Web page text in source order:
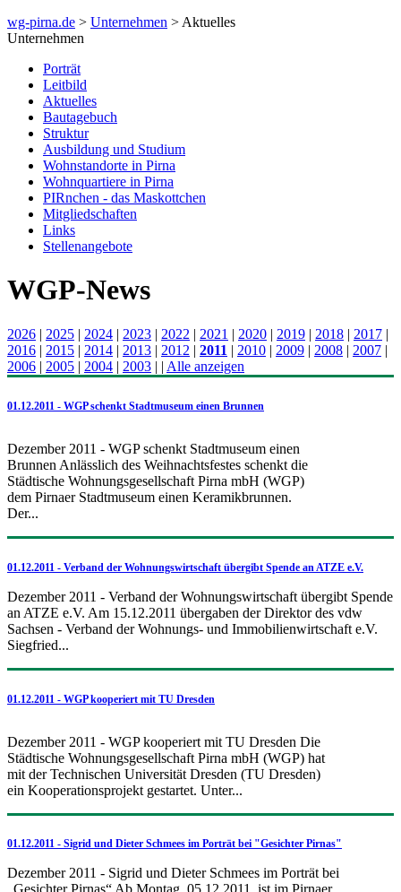
wg-pirna.de > Unternehmen > Aktuelles
Unternehmen
Porträt
Leitbild
Aktuelles
Bautagebuch
Struktur
Ausbildung und Studium
Wohnstandorte in Pirna
Wohnquartiere in Pirna
PIRnchen - das Maskottchen
Mitgliedschaften
Links
Stellenangebote
WGP-News
2026 | 2025 | 2024 | 2023 | 2022 | 2021 | 2020 | 2019 | 2018 | 2017 |
2016 | 2015 | 2014 | 2013 | 2012 | 2011 | 2010 | 2009 | 2008 | 2007 |
2006 | 2005 | 2004 | 2003 | | Alle anzeigen
01.12.2011 - WGP schenkt Stadtmuseum einen Brunnen
Dezember 2011 - WGP schenkt Stadtmuseum einen
Brunnen Anlässlich des Weihnachtsfestes schenkt die
Städtische Wohnungsgesellschaft Pirna mbH (WGP)
dem Pirnaer Stadtmuseum einen Keramikbrunnen.
Der...
01.12.2011 - Verband der Wohnungswirtschaft übergibt Spende an ATZE e.V.
Dezember 2011 - Verband der Wohnungswirtschaft übergibt Spende
an ATZE e.V. Am 15.12.2011 übergaben der Direktor des vdw
Sachsen - Verband der Wohnungs- und Immobilienwirtschaft e.V.
Siegfried...
01.12.2011 - WGP kooperiert mit TU Dresden
Dezember 2011 - WGP kooperiert mit TU Dresden Die
Städtische Wohnungsgesellschaft Pirna mbH (WGP) hat
mit der Technischen Universität Dresden (TU Dresden)
ein Kooperationsprojekt gestartet. Unter...
01.12.2011 - Sigrid und Dieter Schmees im Porträt bei "Gesichter Pirnas"
Dezember 2011 - Sigrid und Dieter Schmees im Porträt bei